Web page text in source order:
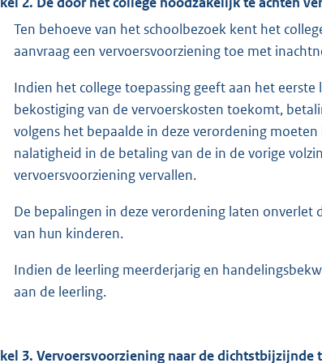
Ten behoeve van het schoolbezoek kent het
aanvraag een vervoersvoorziening toe met
Indien het college toepassing geeft aan het
bekostiging van de vervoerskosten toekomt,
volgens het bepaalde in deze verordening
nalatigheid in de betaling van de in de vorige
vervoersvoorziening vervallen.
De bepalingen in deze verordening laten
van hun kinderen.
Indien de leerling meerderjarig en
aan de leerling.
3. Vervoersvoorziening naar de dichtstbijzijnde